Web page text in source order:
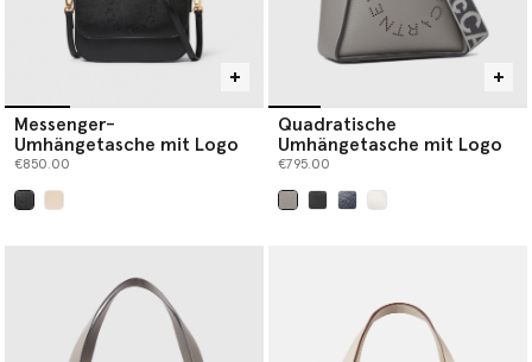
Messenger-
Umhängetasche mit Logo
€850.00
Quadratische
Umhängetasche mit Logo
€795.00